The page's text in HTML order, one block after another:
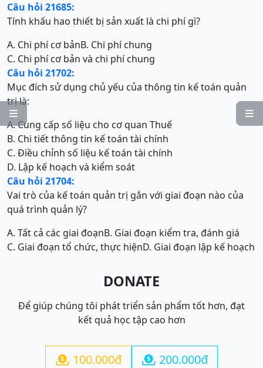


Câu hỏi 21685:
Tính khấu hao thiết bị sản xuất là chi phí gì?
A. Chi phí cơ bảnB. Chi phí chung
C. Chi phí cơ bản và chi phí chung
Câu hỏi 21702:
Mục đích sử dụng chủ yếu của thông tin kế toán quản
trị là:
A. Cung cấp số liệu cho cơ quan Thuế
B. Chi tiết thông tin kế toán tài chính
C. Điều chỉnh số liệu kế toán tài chính
D. Lập kế hoạch và kiểm soát
Câu hỏi 21704:
Vai trò của kế toán quản trị gắn với giai đoạn nào của
quá trình quản lý?
A. Tất cả các giai đoạnB. Giai đoạn kiểm tra, đánh giá
C. Giai đoạn tổ chức, thực hiệnD. Giai đoạn lập kế hoạch
DONATE
Để giúp chúng tôi phát triển sản phẩm tốt hơn, đạt
kết quả học tập cao hơn
 100.000đ  200.000đ